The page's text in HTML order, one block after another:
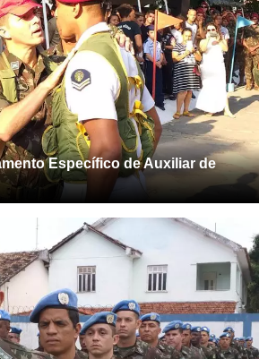
Específico de Auxiliar de